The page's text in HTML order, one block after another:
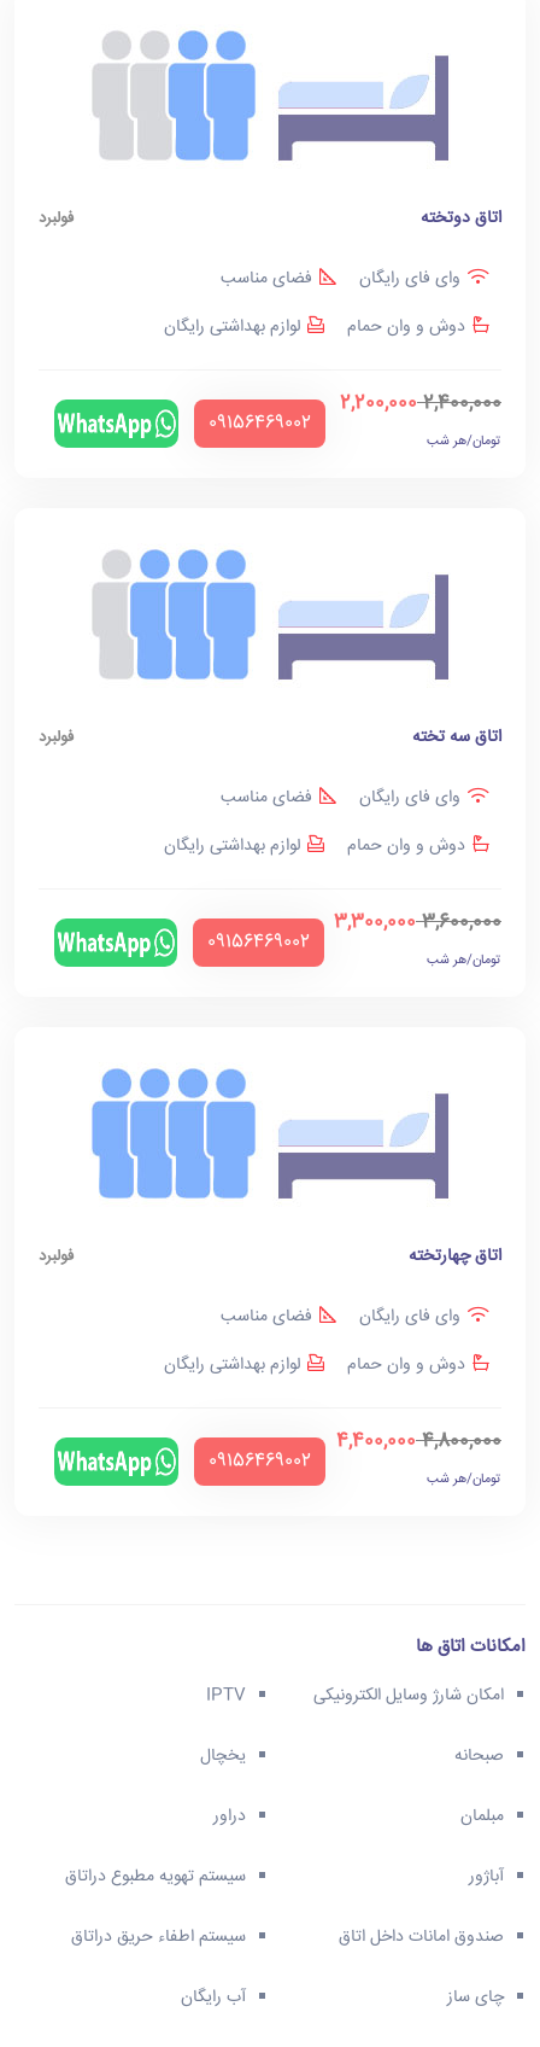
اتاق دوتخته فولبرد
وای فای رایگان
فضای مناسب
دوش و وان حمام
لوازم بهداشتی رایگان
2,400,000
2,200,000
تومان/هر شب
‪09156469002‬
اتاق سه تخته فولبرد
وای فای رایگان
فضای مناسب
دوش و وان حمام
لوازم بهداشتی رایگان
3,600,000
3,300,000
تومان/هر شب
‪09156469002‬
اتاق چهارتخته فولبرد
وای فای رایگان
فضای مناسب
دوش و وان حمام
لوازم بهداشتی رایگان
4,800,000
4,400,000
تومان/هر شب
‪09156469002‬
امکانات اتاق ها
امکان شارژ وسایل الکترونیکی IPTV
صبحانه یخچال
مبلمان دراور
آباژور سیستم تهویه مطبوع دراتاق
صندوق امانات داخل اتاق سیستم اطفاء حریق دراتاق
چای ساز آب رایگان